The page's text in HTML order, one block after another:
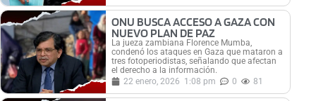
ONU BUSCA ACCESO A GAZA CON
NUEVO PLAN DE PAZ
La jueza zambiana Florence Mumba,
condenó los ataques en Gaza que mataron a
tres fotoperiodistas, señalando que afectan
el derecho a la información.
22 enero, 2026 1:08 pm 0 81